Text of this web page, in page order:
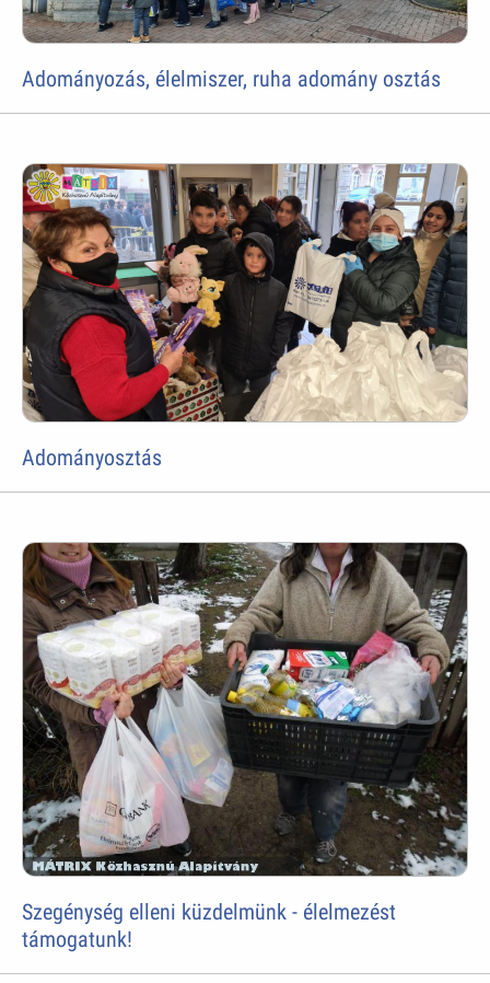
Adományozás, élelmiszer, ruha adomány osztás
Adományosztás
Szegénység elleni küzdelmünk - élelmezést
támogatunk!